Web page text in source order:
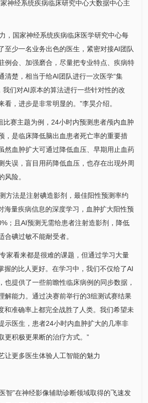
神经系统疾病临床研究中心大数据中心主
， 国家神经系统疾病临床医学研究中心每
至少一名业务出色的医生，紧密对接AI团队
例会、加强磨合，尽量把专业特点、疾病特
清楚，相当于给AI团队进行一次医学“集
我们对AI原本的算法进行一些针对性的改
看，进步是非常明显的。”李昊介绍。
赛主题为例，24小时内预测患者颅内血肿
，是临床降低脑出血患者死亡率的重要措
然血肿扩大可通过降低血压、早期用止血药
失误，盲目用药降低血压，也存在出现外周
风险。
方法是注射碘造影剂，最佳阳性预测率约
海量疾病信息的深度学习，血肿扩大阳性预
；且AI预测无需给患者注射造影剂，降低
合碘过敏不能耐受者。
家看来都是很难的课题，但通过学习大量
握的比人更好。在学习中，我们不仅给了AI
也提供了一些前瞻性临床病例的同步数据，
解能力。通过决赛前举行的3组测试赛结果
和准确率上都完全战胜了人类。我们希望未
示医生，患者24小时内血肿扩大的几率非
更积极更果断的治疗方式。”
让更多医生体验人工智能的魅力
智”在神经影像辅助诊断领域取得的飞速发